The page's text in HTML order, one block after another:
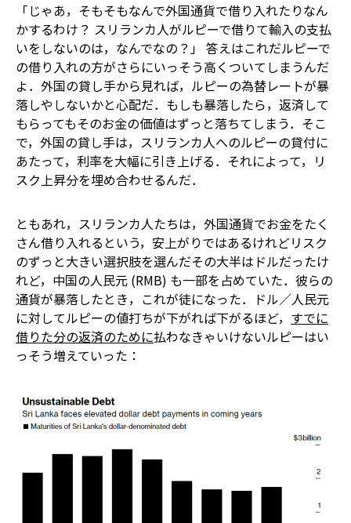
「じゃあ，そもそもなんで外国通貨で借り入れたりなん
かするわけ？ スリランカ人がルピーで借りて輸入の支払
いをしないのは，なんでなの？」 答えはこれだ――ルピーで
の借り入れの方がさらにいっそう高くついてしまうんだ
よ．外国の貸し手から見れば，ルピーの為替レートが暴
落しやしないかと心配だ．もしも暴落したら，返済して
もらってもそのお金の価値はずっと落ちてしまう．そこ
で，外国の貸し手は，スリランカ人へのルピーの貸付に
あたって，利率を大幅に引き上げる．それによって，リ
スク上昇分を埋め合わせるんだ．
ともあれ，スリランカ人たちは，外国通貨でお金をたく
さん借り入れるという，安上がりではあるけれどリスク
のずっと大きい選択肢を選んだ――その大半はドルだったけ
れど，中国の人民元 (RMB) も一部を占めていた．彼らの
通貨が暴落したとき，これが徒になった．ドル／人民元
に対してルピーの値打ちが下がれば下がるほど， すでに
借りた分の返済のために払わなきゃいけないルピーはい
っそう増えていった：